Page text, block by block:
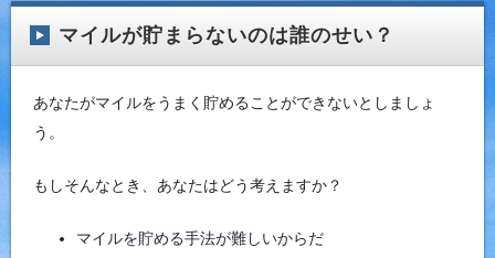
マイルが貯まらないのは誰のせい？
あなたがマイルをうまく貯めることができないとしましょ
う。
もしそんなとき、あなたはどう考えますか？
マイルを貯める手法が難しいからだ